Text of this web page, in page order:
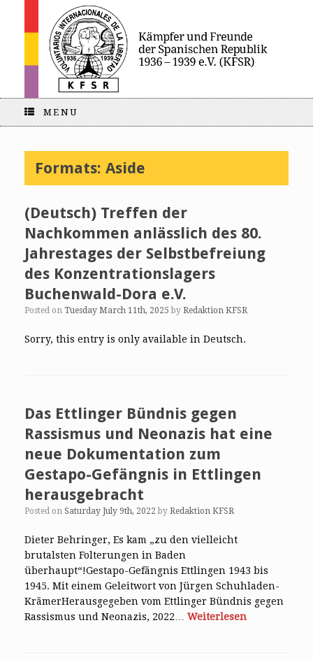
MENU
Formats: Aside
(Deutsch) Treffen der
Nachkommen anlässlich des 80.
Jahrestages der Selbstbefreiung
des Konzentrationslagers
Buchenwald-Dora e.V.
Posted on Tuesday March 11th, 2025 by Redaktion KFSR
Sorry, this entry is only available in Deutsch.
Das Ettlinger Bündnis gegen
Rassismus und Neonazis hat eine
neue Dokumentation zum
Gestapo-Gefängnis in Ettlingen
herausgebracht
Posted on Saturday July 9th, 2022 by Redaktion KFSR
Dieter Behringer, Es kam „zu den vielleicht
brutalsten Folterungen in Baden
überhaupt“!Gestapo-Gefängnis Ettlingen 1943 bis
1945. Mit einem Geleitwort von Jürgen Schuhladen-
KrämerHerausgegeben vom Ettlinger Bündnis gegen
Rassismus und Neonazis, 2022… Weiterlesen